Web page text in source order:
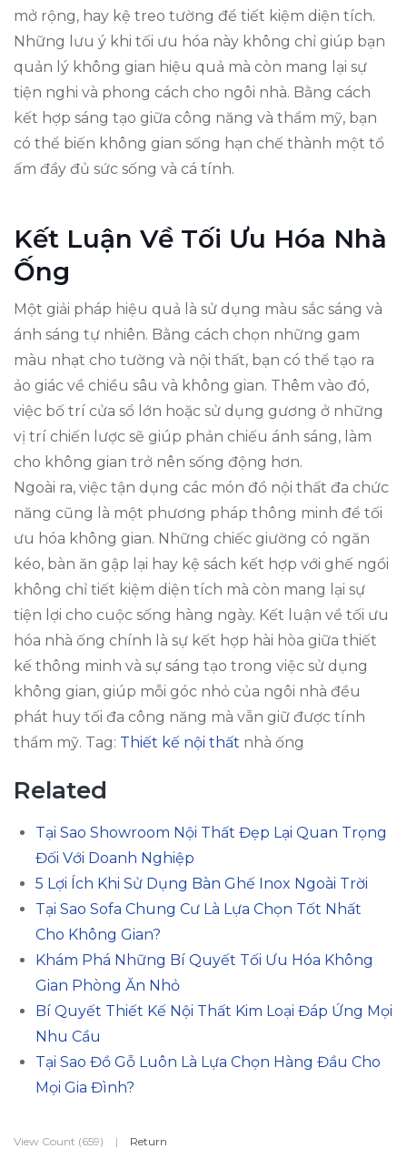
mở rộng, hay kệ treo tường để tiết kiệm diện tích.
Những lưu ý khi tối ưu hóa này không chỉ giúp bạn
quản lý không gian hiệu quả mà còn mang lại sự
tiện nghi và phong cách cho ngôi nhà. Bằng cách
kết hợp sáng tạo giữa công năng và thẩm mỹ, bạn
có thể biến không gian sống hạn chế thành một tổ
ấm đầy đủ sức sống và cá tính.
Kết Luận Về Tối Ưu Hóa Nhà
Ống
Một giải pháp hiệu quả là sử dụng màu sắc sáng và
ánh sáng tự nhiên. Bằng cách chọn những gam
màu nhạt cho tường và nội thất, bạn có thể tạo ra
ảo giác về chiều sâu và không gian. Thêm vào đó,
việc bố trí cửa sổ lớn hoặc sử dụng gương ở những
vị trí chiến lược sẽ giúp phản chiếu ánh sáng, làm
cho không gian trở nên sống động hơn.
Ngoài ra, việc tận dụng các món đồ nội thất đa chức
năng cũng là một phương pháp thông minh để tối
ưu hóa không gian. Những chiếc giường có ngăn
kéo, bàn ăn gập lại hay kệ sách kết hợp với ghế ngồi
không chỉ tiết kiệm diện tích mà còn mang lại sự
tiện lợi cho cuộc sống hàng ngày. Kết luận về tối ưu
hóa nhà ống chính là sự kết hợp hài hòa giữa thiết
kế thông minh và sự sáng tạo trong việc sử dụng
không gian, giúp mỗi góc nhỏ của ngôi nhà đều
phát huy tối đa công năng mà vẫn giữ được tính
thẩm mỹ. Tag: Thiết kế nội thất nhà ống
Related
Tại Sao Showroom Nội Thất Đẹp Lại Quan Trọng
Đối Với Doanh Nghiệp
5 Lợi Ích Khi Sử Dụng Bàn Ghế Inox Ngoài Trời
Tại Sao Sofa Chung Cư Là Lựa Chọn Tốt Nhất
Cho Không Gian?
Khám Phá Những Bí Quyết Tối Ưu Hóa Không
Gian Phòng Ăn Nhỏ
Bí Quyết Thiết Kế Nội Thất Kim Loại Đáp Ứng Mọi
Nhu Cầu
Tại Sao Đồ Gỗ Luôn Là Lựa Chọn Hàng Đầu Cho
Mọi Gia Đình?
View Count (659) | Return